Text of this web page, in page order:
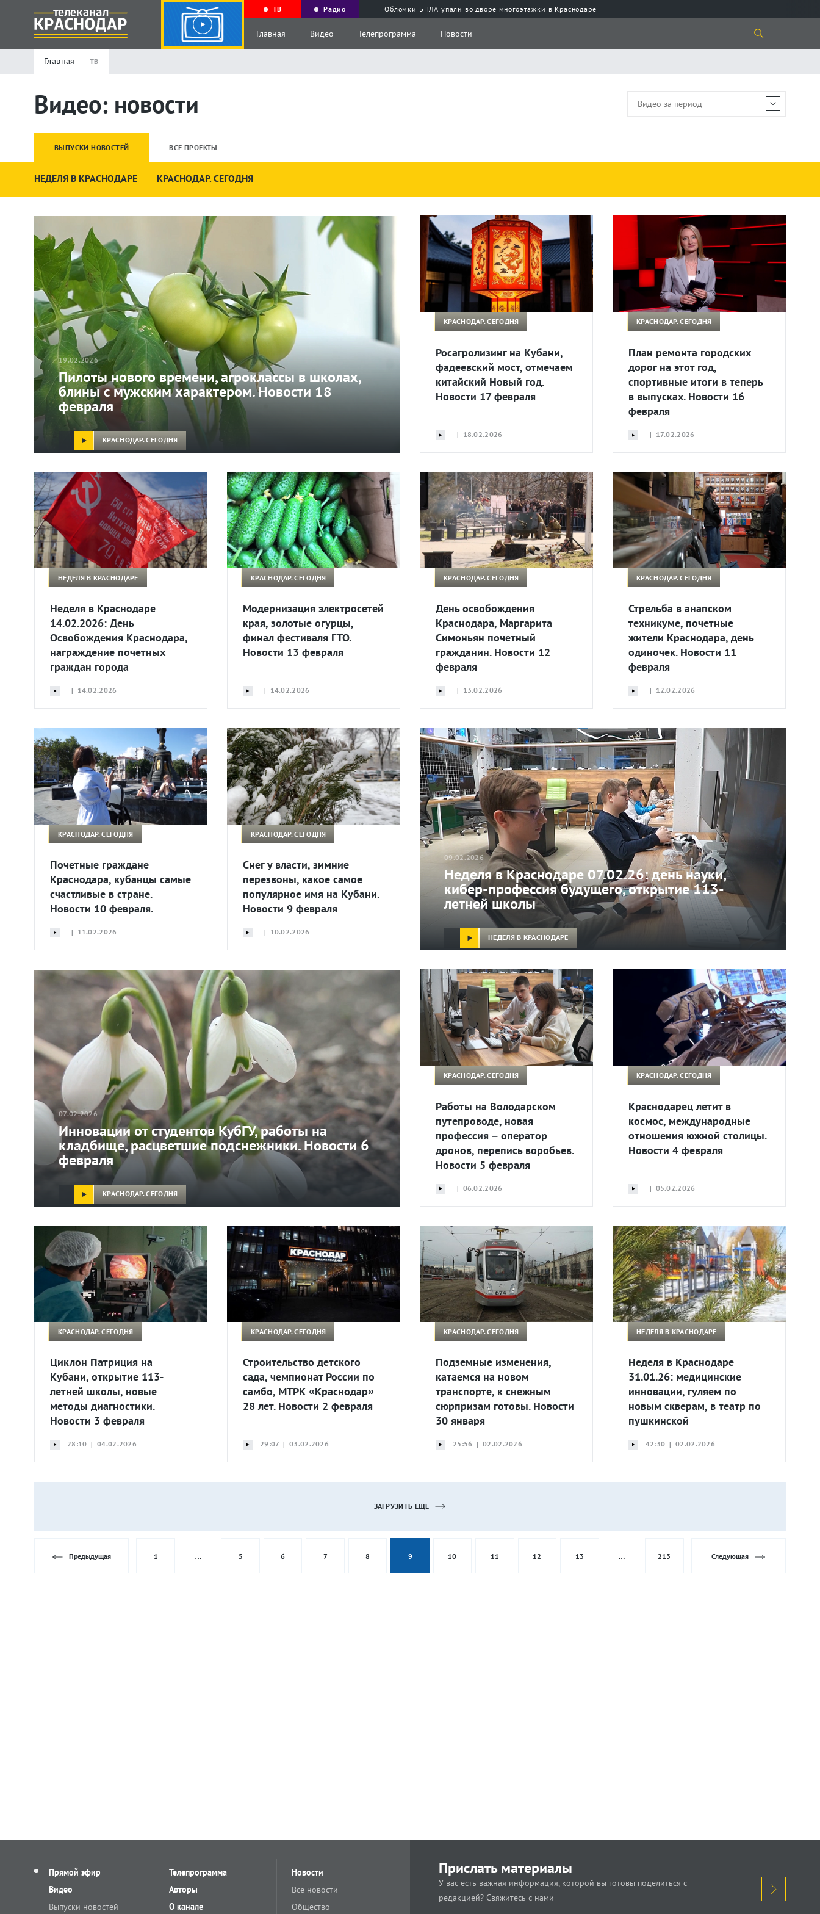
ТВ Радио Обломки БПЛА упали во дворе многоэтажки в Краснодаре
Главная Видео Телепрограмма Новости
Главная ТВ
Видео: новости
ВЫПУСКИ НОВОСТЕЙ ВСЕ ПРОЕКТЫ
НЕДЕЛЯ В КРАСНОДАРЕ КРАСНОДАР. СЕГОДНЯ
19.02.2026
Пилоты нового времени, агроклассы в школах,
блины с мужским характером. Новости 18
февраля
КРАСНОДАР. СЕГОДНЯ
КРАСНОДАР. СЕГОДНЯ
Росагролизинг на Кубани,
фадеевский мост, отмечаем
китайский Новый год.
Новости 17 февраля
| 18.02.2026
КРАСНОДАР. СЕГОДНЯ
План ремонта городских
дорог на этот год,
спортивные итоги в теперь
в выпусках. Новости 16
февраля
| 17.02.2026
НЕДЕЛЯ В КРАСНОДАРЕ
Неделя в Краснодаре
14.02.2026: День
Освобождения Краснодара,
награждение почетных
граждан города
| 14.02.2026
КРАСНОДАР. СЕГОДНЯ
Модернизация электросетей
края, золотые огурцы,
финал фестиваля ГТО.
Новости 13 февраля
| 14.02.2026
КРАСНОДАР. СЕГОДНЯ
День освобождения
Краснодара, Маргарита
Симоньян почетный
гражданин. Новости 12
февраля
| 13.02.2026
КРАСНОДАР. СЕГОДНЯ
Стрельба в анапском
техникуме, почетные
жители Краснодара, день
одиночек. Новости 11
февраля
| 12.02.2026
КРАСНОДАР. СЕГОДНЯ
Почетные граждане
Краснодара, кубанцы самые
счастливые в стране.
Новости 10 февраля.
| 11.02.2026
КРАСНОДАР. СЕГОДНЯ
Снег у власти, зимние
перезвоны, какое самое
популярное имя на Кубани.
Новости 9 февраля
| 10.02.2026
09.02.2026
Неделя в Краснодаре 07.02.26: день науки,
кибер-профессия будущего, открытие 113-
летней школы
НЕДЕЛЯ В КРАСНОДАРЕ
07.02.2026
Инновации от студентов КубГУ, работы на
кладбище, расцветшие подснежники. Новости 6
февраля
КРАСНОДАР. СЕГОДНЯ
КРАСНОДАР. СЕГОДНЯ
Работы на Володарском
путепроводе, новая
профессия – оператор
дронов, перепись воробьев.
Новости 5 февраля
| 06.02.2026
КРАСНОДАР. СЕГОДНЯ
Краснодарец летит в
космос, международные
отношения южной столицы.
Новости 4 февраля
| 05.02.2026
КРАСНОДАР. СЕГОДНЯ
Циклон Патриция на
Кубани, открытие 113-
летней школы, новые
методы диагностики.
Новости 3 февраля
28:10 | 04.02.2026
КРАСНОДАР. СЕГОДНЯ
Строительство детского
сада, чемпионат России по
самбо, МТРК «Краснодар»
28 лет. Новости 2 февраля
29:07 | 03.02.2026
КРАСНОДАР. СЕГОДНЯ
Подземные изменения,
катаемся на новом
транспорте, к снежным
сюрпризам готовы. Новости
30 января
25:56 | 02.02.2026
НЕДЕЛЯ В КРАСНОДАРЕ
Неделя в Краснодаре
31.01.26: медицинские
инновации, гуляем по
новым скверам, в театр по
пушкинской
42:30 | 02.02.2026
ЗАГРУЗИТЬ ЕЩЁ
Предыдущая 1 … 5 6 7 8 9 10 11 12 13 … 213 Следующая
Прямой эфир
Видео
Выпуски новостей
Телепрограмма
Авторы
О канале
Новости
Все новости
Общество
Прислать материалы
У вас есть важная информация, которой вы готовы поделиться с
редакцией? Свяжитесь с нами